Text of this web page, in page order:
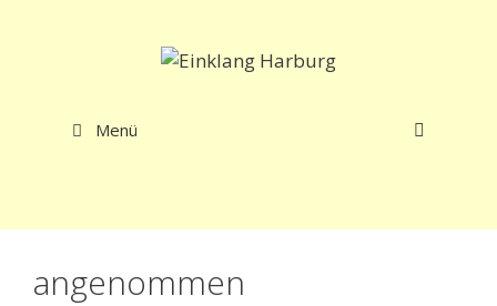
Menü
angenommen